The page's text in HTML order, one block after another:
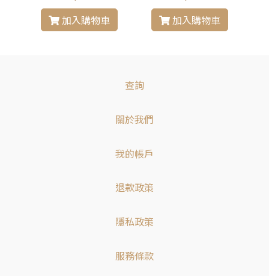
加入購物車
式耳機
加入購物車
查詢
關於我們
我的帳戶
退款政策
隱私政策
服務條款